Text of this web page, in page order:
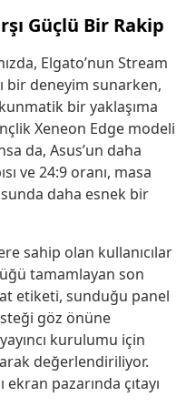
Güçlü Bir Rakip
Elgato’nun Stream
bir deneyim sunarken,
bir yaklaşıma
Xeneon Edge modeli
da, Asus’un daha
ve 24:9 oranı, masa
daha esnek bir
sahip olan kullanıcılar
tamamlayan son
etiketi, sunduğu panel
göz önüne
kurulumu için
değerlendiriliyor.
pazarında çıtayı